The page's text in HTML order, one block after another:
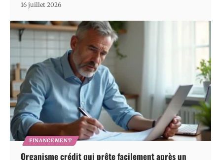
16 juillet 2026
FINANCEMENT
Organisme crédit qui prête facilement après un